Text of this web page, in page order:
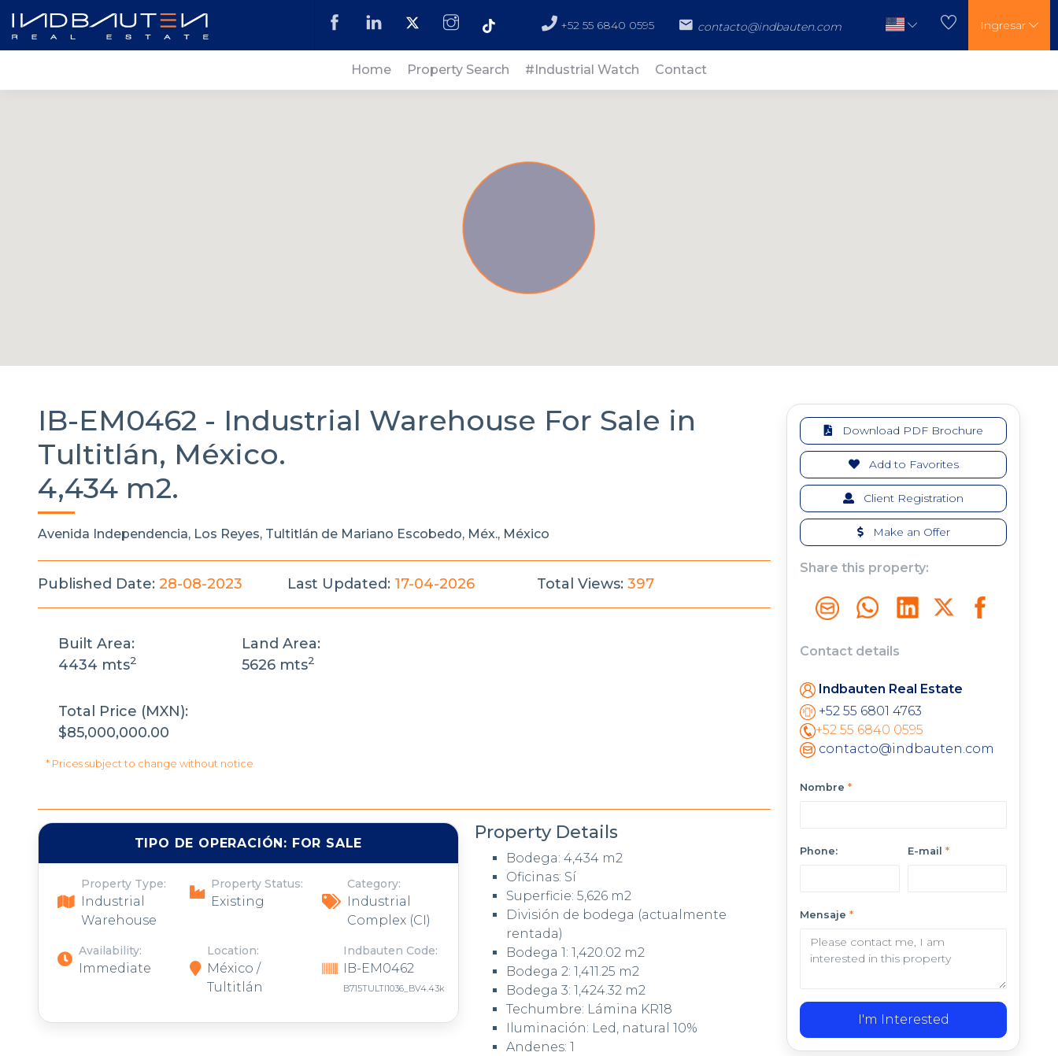
+52 55 6840 0595 contacto@indbauten.com Ingresar
Home Property Search #Industrial Watch Contact
IB-EM0462 - Industrial Warehouse For Sale in
Tultitlán, México.
4,434 m2.
Avenida Independencia, Los Reyes, Tultitlán de Mariano Escobedo, Méx., México
Published Date: 28-08-2023 Last Updated: 17-04-2026 Total Views: 397
Built Area:
4434 mts2
Land Area:
5626 mts2
Total Price (MXN):
$85,000,000.00
* Prices subject to change without notice
TIPO DE OPERACIÓN: FOR SALE
Property Type:
Industrial
Warehouse
Property Status:
Existing
Category:
Industrial
Complex (CI)
Availability:
Immediate
Location:
México /
Tultitlán
Indbauten Code:
IB-EM0462
B715TULTI1036_BV4.43k
Property Details
Bodega: 4,434 m2
Oficinas: Sí
Superficie: 5,626 m2
División de bodega (actualmente
rentada)
Bodega 1: 1,420.02 m2
Bodega 2: 1,411.25 m2
Bodega 3: 1,424.32 m2
Techumbre: Lámina KR18
Iluminación: Led, natural 10%
Andenes: 1
Download PDF Brochure
Add to Favorites
Client Registration
Make an Offer
Share this property:
Contact details
Indbauten Real Estate
+52 55 6801 4763
+52 55 6840 0595
contacto@indbauten.com
Nombre *
Phone: E-mail *
Mensaje *
I'm Interested